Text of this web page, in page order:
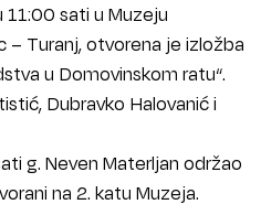
11:00 sati u Muzeju
– Turanj, otvorena je izložba
u Domovinskom ratu“.
Dubravko Halovanić i
g. Neven Materljan održao
na 2. katu Muzeja.